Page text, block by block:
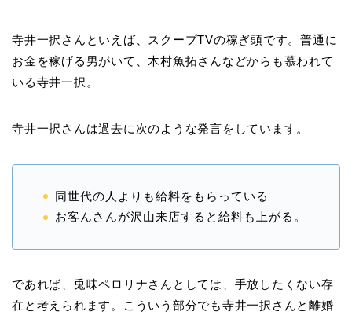
寺井一択さんといえば、スクープTVの稼ぎ頭です。普通に
お金を稼げる男がいて、木村魚拓さんなどからも慕われて
いる寺井一択。
寺井一択さんは過去に次のような発言をしています。
同世代の人よりも給料をもらっている
お客んさんが沢山来店すると給料も上がる。
であれば、兎味ペロリナさんとしては、手放したくない存
在と考えられます。こういう部分でも寺井一択さんと離婚